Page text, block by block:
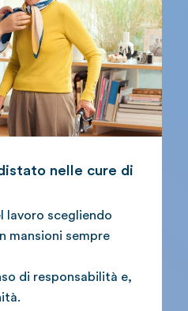
nelle cure di
lavoro scegliendo
mansioni sempre
di responsabilità e,